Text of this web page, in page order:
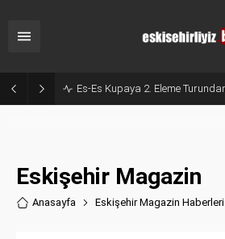
Eskişehir Magazin
Anasayfa Eskişehir Magazin Haberleri